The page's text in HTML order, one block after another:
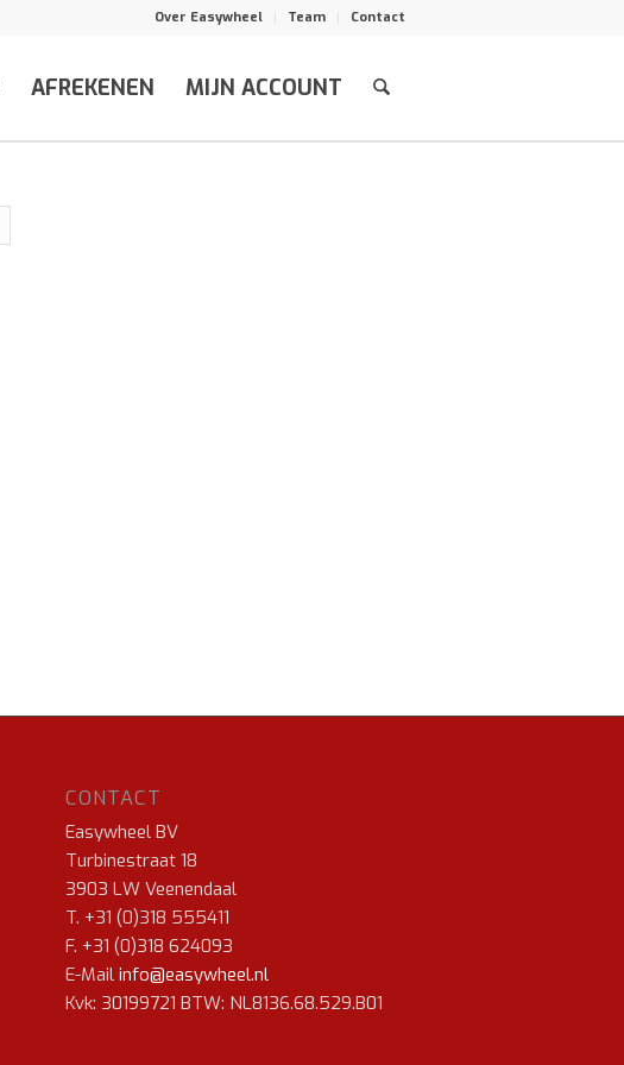
Over Easywheel Team Contact
AFREKENEN MIJN ACCOUNT
CONTACT
Easywheel BV
Turbinestraat 18
3903 LW Veenendaal
T. +31 (0)318 555411
F. +31 (0)318 624093
E-Mail info@easywheel.nl
Kvk: 30199721 BTW: NL8136.68.529.B01